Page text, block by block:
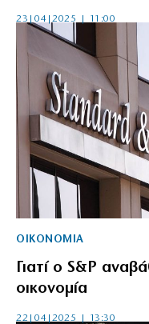
23|04|2025 | 11:00
ΟΙΚΟΝΟΜΙΑ
Γιατί ο S&P
οικονομία
22|04|2025 | 13:30